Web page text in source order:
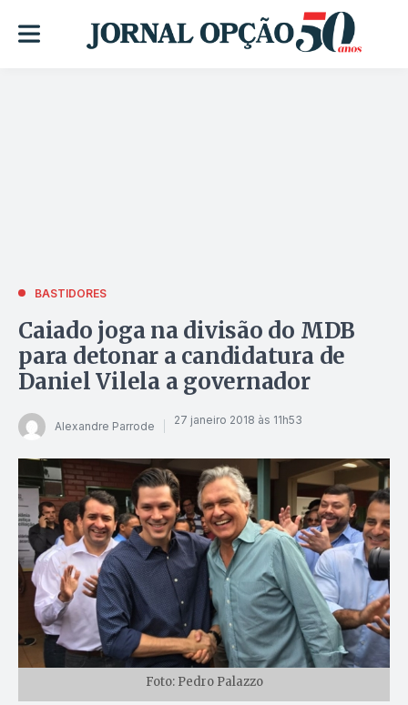
BASTIDORES
Caiado joga na divisão do MDB
para detonar a candidatura de
Daniel Vilela a governador
Alexandre Parrode 27 janeiro 2018 às 11h53
Foto: Pedro Palazzo